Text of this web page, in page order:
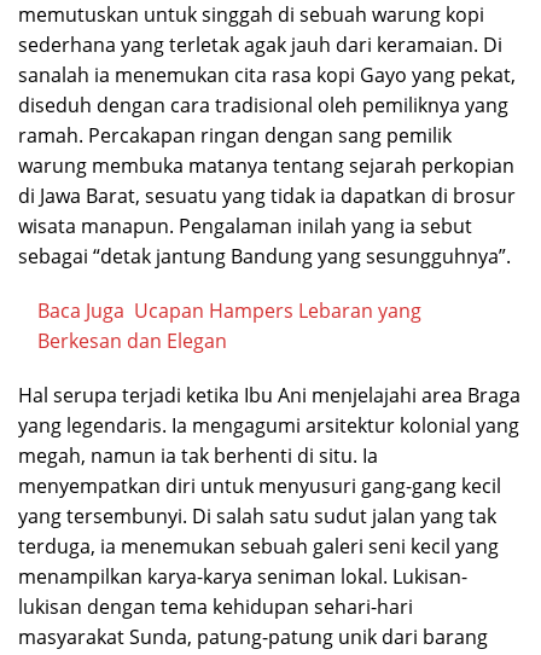
memutuskan untuk singgah di sebuah warung kopi
sederhana yang terletak agak jauh dari keramaian. Di
sanalah ia menemukan cita rasa kopi Gayo yang pekat,
diseduh dengan cara tradisional oleh pemiliknya yang
ramah. Percakapan ringan dengan sang pemilik
warung membuka matanya tentang sejarah perkopian
di Jawa Barat, sesuatu yang tidak ia dapatkan di brosur
wisata manapun. Pengalaman inilah yang ia sebut
sebagai “detak jantung Bandung yang sesungguhnya”.
Baca Juga Ucapan Hampers Lebaran yang
Berkesan dan Elegan
Hal serupa terjadi ketika Ibu Ani menjelajahi area Braga
yang legendaris. Ia mengagumi arsitektur kolonial yang
megah, namun ia tak berhenti di situ. Ia
menyempatkan diri untuk menyusuri gang-gang kecil
yang tersembunyi. Di salah satu sudut jalan yang tak
terduga, ia menemukan sebuah galeri seni kecil yang
menampilkan karya-karya seniman lokal. Lukisan-
lukisan dengan tema kehidupan sehari-hari
masyarakat Sunda, patung-patung unik dari barang